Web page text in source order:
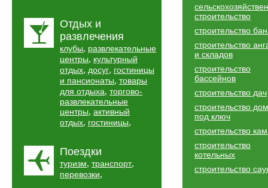
Отдых и
развлечения
клубы, развлекательные
центры, культурный
отдых, досуг, гостиницы
и пансионаты, товары
для отдыха, торгово-
развлекательные
центры, активный
отдых, гостиницы,
Поездки
туризм, транспорт,
перевозки,
строительство
строительство
строительство
и складов
строительство
бассейнов
строительство дач
строительство
под ключ
строительство
строительство
котельных
строительство